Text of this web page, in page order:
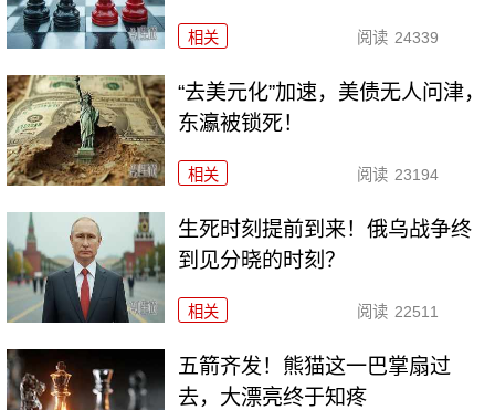
相关 阅读 24339
“去美元化”加速，美债无人问津，
东瀛被锁死！
相关 阅读 23194
生死时刻提前到来！俄乌战争终
到见分晓的时刻？
相关 阅读 22511
五箭齐发！熊猫这一巴掌扇过
去，大漂亮终于知疼